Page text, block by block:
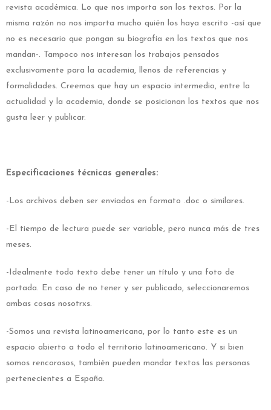
revista académica. Lo que nos importa son los textos. Por la
misma razón no nos importa mucho quién los haya escrito -así que
no es necesario que pongan su biografía en los textos que nos
mandan-. Tampoco nos interesan los trabajos pensados
exclusivamente para la academia, llenos de referencias y
formalidades. Creemos que hay un espacio intermedio, entre la
actualidad y la academia, donde se posicionan los textos que nos
gusta leer y publicar.
Especificaciones técnicas generales:
-Los archivos deben ser enviados en formato .doc o similares.
-El tiempo de lectura puede ser variable, pero nunca más de tres
meses.
-Idealmente todo texto debe tener un título y una foto de
portada. En caso de no tener y ser publicado, seleccionaremos
ambas cosas nosotrxs.
-Somos una revista latinoamericana, por lo tanto este es un
espacio abierto a todo el territorio latinoamericano. Y si bien
somos rencorosos, también pueden mandar textos las personas
pertenecientes a España.